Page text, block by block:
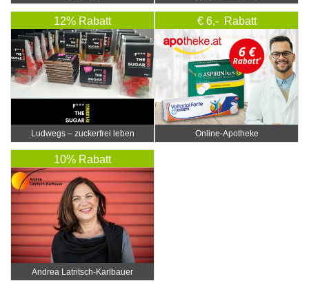
12% Rabatt
Ludwegs – zuckerfrei leben
€ 6,- Rabatt
Online‑Apotheke
10% Rabatt
Andrea Latritsch-Karlbauer